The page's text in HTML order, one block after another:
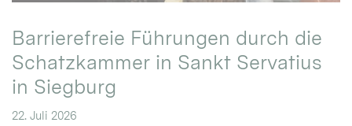
Barrierefreie Führungen durch die
Schatzkammer in Sankt Servatius
in Siegburg
22. Juli 2026